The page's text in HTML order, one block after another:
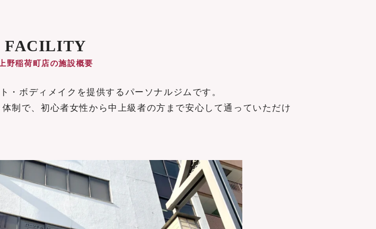
FACILITY
上野稲荷町店の施設概要
ボディメイクを提供するパーソナルジムです。
制で、初心者女性から中上級者の方まで安心して通っていただけ